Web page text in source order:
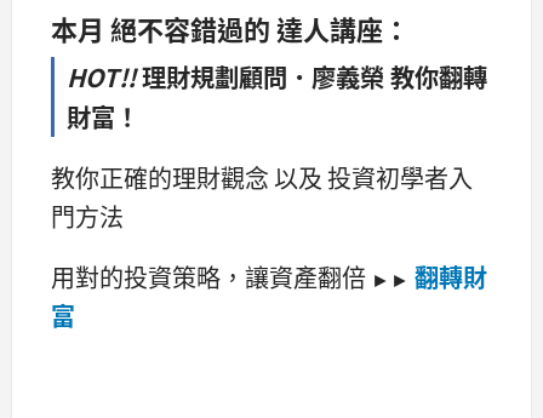
本月 絕不容錯過的 達人講座：
HOT!!理財規劃顧問．廖義榮 教你翻轉
財富！
教你正確的理財觀念 以及 投資初學者入
門方法
用對的投資策略，讓資產翻倍 ►► 翻轉財
富